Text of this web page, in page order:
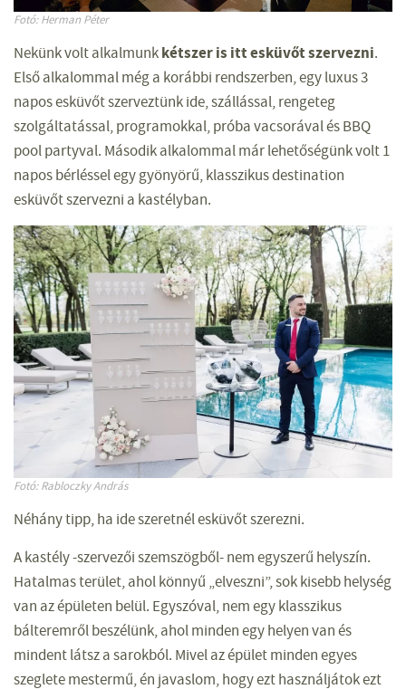
Fotó: Herman Péter
Nekünk volt alkalmunkkétszer is itt esküvőt szervezni.
Első alkalommal még a korábbi rendszerben, egy luxus 3
napos esküvőt szerveztünk ide, szállással, rengeteg
szolgáltatással, programokkal, próba vacsorával és BBQ
pool partyval. Második alkalommal már lehetőségünk volt 1
napos bérléssel egy gyönyörű, klasszikus destination
esküvőt szervezni a kastélyban.
Fotó: Rabloczky András
Néhány tipp, ha ide szeretnél esküvőt szerezni.
A kastély -szervezői szemszögből- nem egyszerű helyszín.
Hatalmas terület, ahol könnyű „elveszni”, sok kisebb helység
van az épületen belül. Egyszóval, nem egy klasszikus
bálteremről beszélünk, ahol minden egy helyen van és
mindent látsz a sarokból. Mivel az épület minden egyes
szeglete mestermű, én javaslom, hogy ezt használjátok ezt